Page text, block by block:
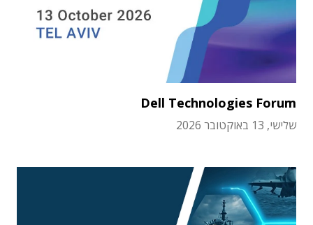
Dell Technologies Forum
שלישי, 13 באוקטובר 2026